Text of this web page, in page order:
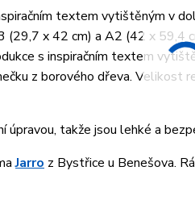
textem vytištěným v
(29,7 x 42 cm) a A2 (42 x 59,4
s inspiračním textem
z borového dřeva. Velikost
takže jsou lehké a
Jarro z Bystřice u Benešova.